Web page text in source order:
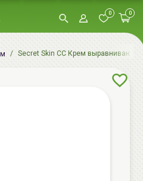
0 0
Secret Skin СС Крем выравнивающий